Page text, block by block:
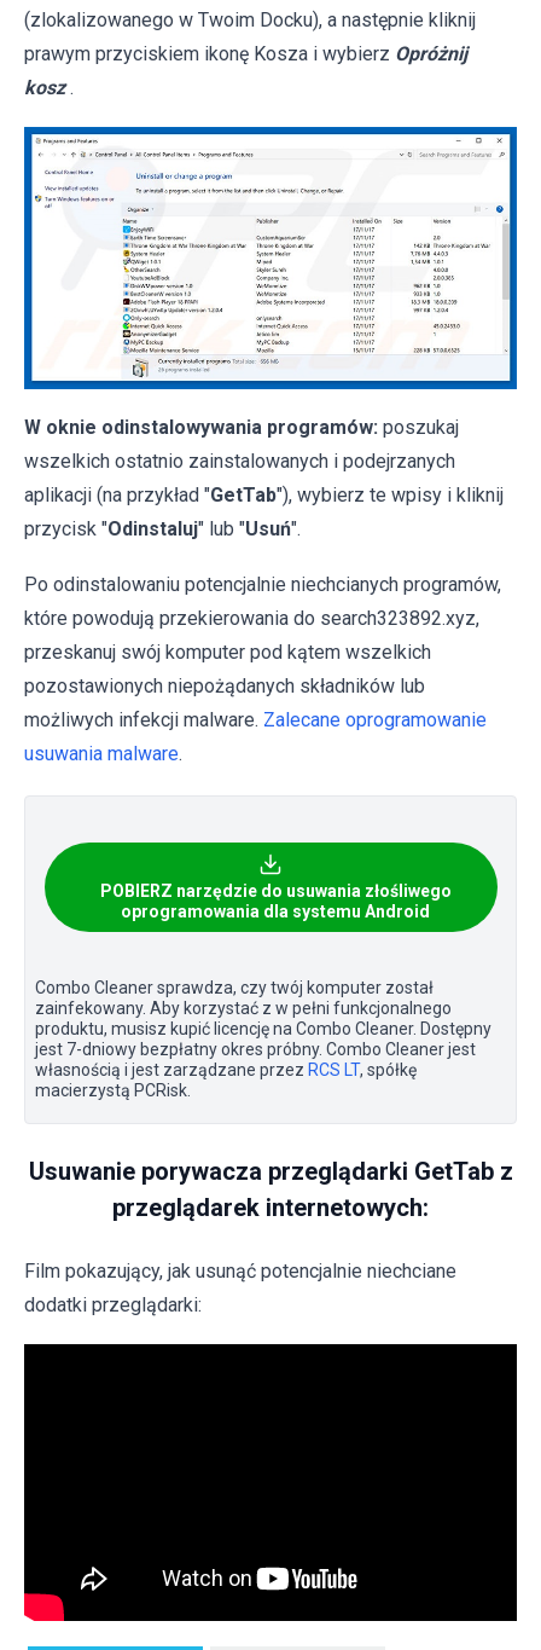
(zlokalizowanego w Twoim Docku), a następnie kliknij
prawym przyciskiem ikonę Kosza i wybierz Opróżnij
kosz .
W oknie odinstalowywania programów: poszukaj
wszelkich ostatnio zainstalowanych i podejrzanych
aplikacji (na przykład "GetTab"), wybierz te wpisy i kliknij
przycisk "Odinstaluj" lub "Usuń".
Po odinstalowaniu potencjalnie niechcianych programów,
które powodują przekierowania do search323892.xyz,
przeskanuj swój komputer pod kątem wszelkich
pozostawionych niepożądanych składników lub
możliwych infekcji malware. Zalecane oprogramowanie
usuwania malware.
POBIERZ narzędzie do usuwania złośliwego
oprogramowania dla systemu Android
Combo Cleaner sprawdza, czy twój komputer został
zainfekowany. Aby korzystać z w pełni funkcjonalnego
produktu, musisz kupić licencję na Combo Cleaner. Dostępny
jest 7-dniowy bezpłatny okres próbny. Combo Cleaner jest
własnością i jest zarządzane przez RCS LT, spółkę
macierzystą PCRisk.
Usuwanie porywacza przeglądarki GetTab z
przeglądarek internetowych:
Film pokazujący, jak usunąć potencjalnie niechciane
dodatki przeglądarki: